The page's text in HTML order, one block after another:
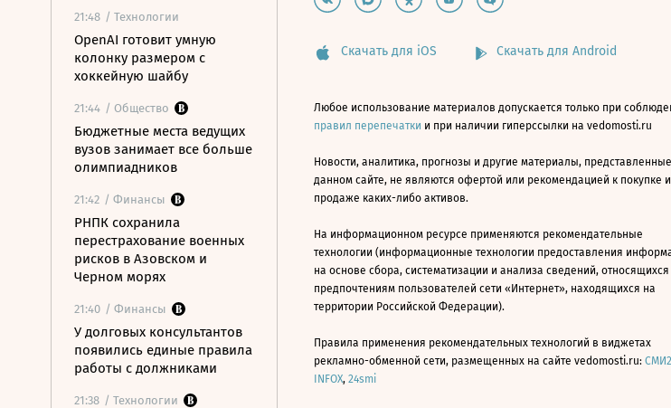
21:48 / Технологии
OpenAI готовит умную
колонку размером с
хоккейную шайбу
21:44 / Общество
Бюджетные места ведущих
вузов занимает все больше
олимпиадников
21:42 / Финансы
РНПК сохранила
перестрахование военных
рисков в Азовском и
Черном морях
21:40 / Финансы
У долговых консультантов
появились единые правила
работы с должниками
21:38 / Технологии
Скачать для iOS Скачать для Android
Любое использование материалов допускается только при
правил перепечатки и при наличии гиперссылки на vedomosti.ru
Новости, аналитика, прогнозы и другие материалы,
данном сайте, не являются офертой или рекомендацией к покупке
продаже каких-либо активов.
На информационном ресурсе применяются рекомендательные
технологии (информационные технологии предоставления
на основе сбора, систематизации и анализа сведений, относящихся
предпочтениям пользователей сети «Интернет», находящихся на
территории Российской Федерации).
Правила применения рекомендательных технологий в виджетах
рекламно-обменной сети, размещенных на сайте vedomosti.ru: СМИ2
INFOX, 24smi